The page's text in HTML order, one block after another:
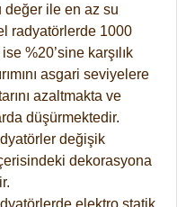
değer ile en az su
radyatörlerde 1000
%20’sine karşılık
asgari seviyelere
azaltmakta ve
düşürmektedir.
değişik
dekorasyona
elektro statik